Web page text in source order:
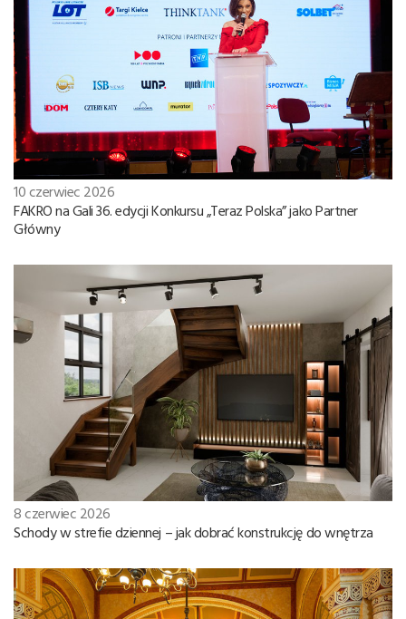
10 czerwiec 2026
FAKRO na Gali 36. edycji Konkursu „Teraz Polska” jako Partner
Główny
8 czerwiec 2026
Schody w strefie dziennej – jak dobrać konstrukcję do wnętrza